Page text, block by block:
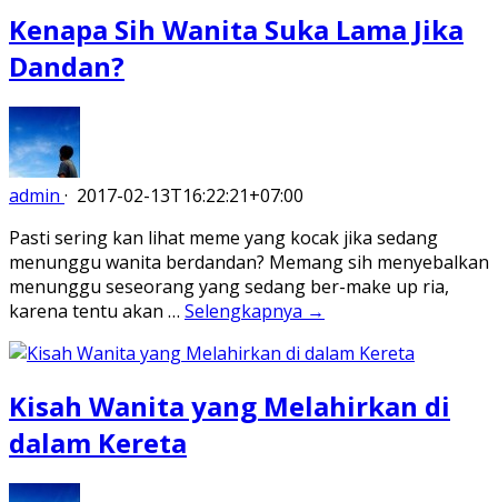
Kenapa Sih Wanita Suka Lama Jika
Dandan?
admin · 2017-02-13T16:22:21+07:00
Pasti sering kan lihat meme yang kocak jika sedang
menunggu wanita berdandan? Memang sih menyebalkan
menunggu seseorang yang sedang ber-make up ria,
karena tentu akan … Selengkapnya →
Kisah Wanita yang Melahirkan di
dalam Kereta